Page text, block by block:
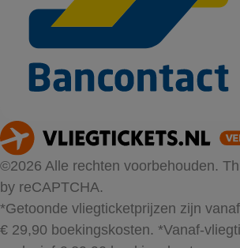
©2026 Alle rechten voorbehouden.
by reCAPTCHA.
*Getoonde vliegticketprijzen zijn
€ 29,90 boekingskosten. *Vanaf-